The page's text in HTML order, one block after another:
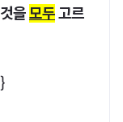
것을 모두 고르